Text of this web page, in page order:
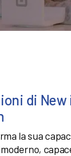
di
la sua